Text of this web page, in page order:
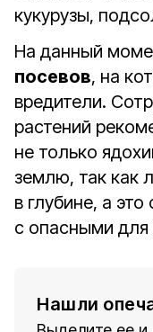
кукурузы,
На данный
посевов, на
вредители.
растений
не только
землю, так как
в глубине, а
с опасными
Нашли